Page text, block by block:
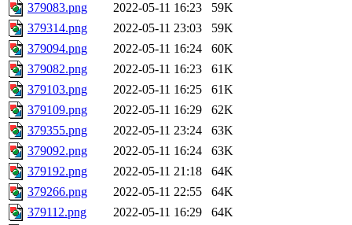
379083.png
2022-05-11 16:23
59K
379314.png
2022-05-11 23:03
59K
379094.png
2022-05-11 16:24
60K
379082.png
2022-05-11 16:23
61K
379103.png
2022-05-11 16:25
61K
379109.png
2022-05-11 16:29
62K
379355.png
2022-05-11 23:24
63K
379092.png
2022-05-11 16:24
63K
379192.png
2022-05-11 21:18
64K
379266.png
2022-05-11 22:55
64K
379112.png
2022-05-11 16:29
64K